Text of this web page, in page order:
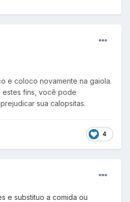
e coloco novamente na gaiola.
estes fins, você pode
sua calopsitas.
4
e substituo a comida ou